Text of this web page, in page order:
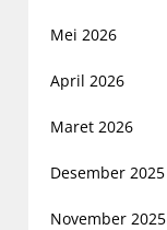
Mei 2026
April 2026
Maret 2026
Desember 2025
November 2025